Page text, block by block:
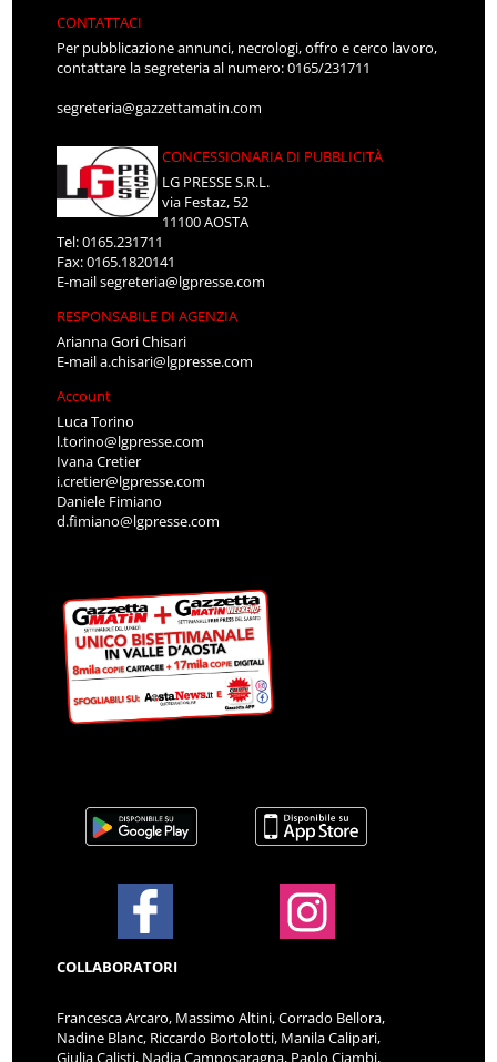
CONTATTACI
Per pubblicazione annunci, necrologi, offro e cerco lavoro,
contattare la segreteria al numero: 0165/231711
segreteria@gazzettamatin.com
CONCESSIONARIA DI PUBBLICITÀ
LG PRESSE S.R.L.
via Festaz, 52
11100 AOSTA
Tel: 0165.231711
Fax: 0165.1820141
E-mailsegreteria@lgpresse.com
RESPONSABILE DI AGENZIA
Arianna Gori Chisari
E-maila.chisari@lgpresse.com
Account
Luca Torino
l.torino@lgpresse.com
Ivana Cretier
i.cretier@lgpresse.com
Daniele Fimiano
d.fimiano@lgpresse.com
COLLABORATORI
Francesca Arcaro, Massimo Altini, Corrado Bellora,
Nadine Blanc, Riccardo Bortolotti, Manila Calipari,
Giulia Calisti, Nadia Camposaragna, Paolo Ciambi,